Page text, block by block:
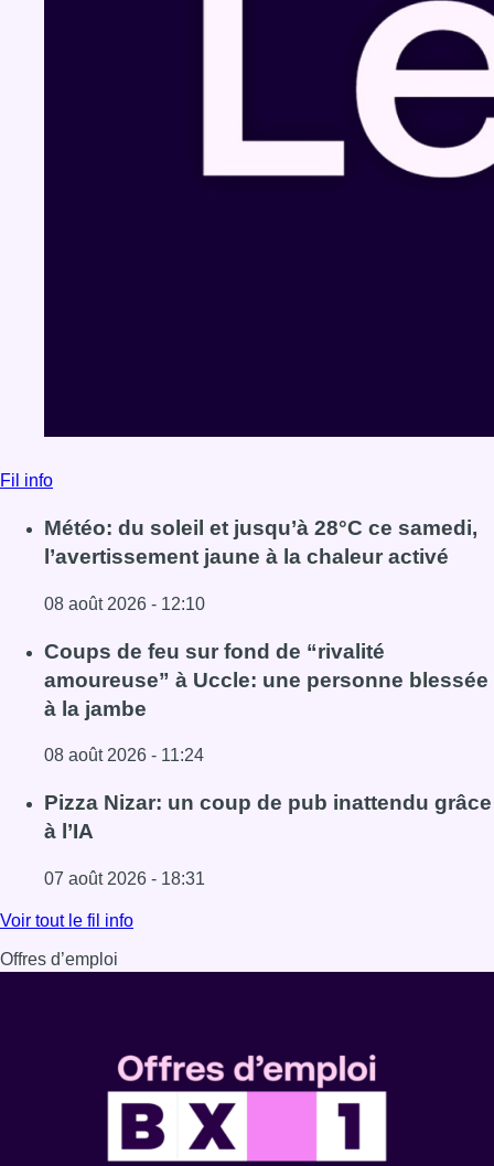
Fil info
Météo: du soleil et jusqu’à 28°C ce samedi,
l’avertissement jaune à la chaleur activé
08 août 2026 - 12:10
Lire l'article Météo: du soleil et jusqu’à 28°C ce samedi,
Coups de feu sur fond de “rivalité
amoureuse” à Uccle: une personne blessée
à la jambe
08 août 2026 - 11:24
Lire l'article Coups de feu sur fond de “rivalité
Pizza Nizar: un coup de pub inattendu grâce
à l’IA
07 août 2026 - 18:31
Lire l'article Pizza Nizar: un coup de pub inattendu grâce
Voir tout le fil info
Offres d’emploi